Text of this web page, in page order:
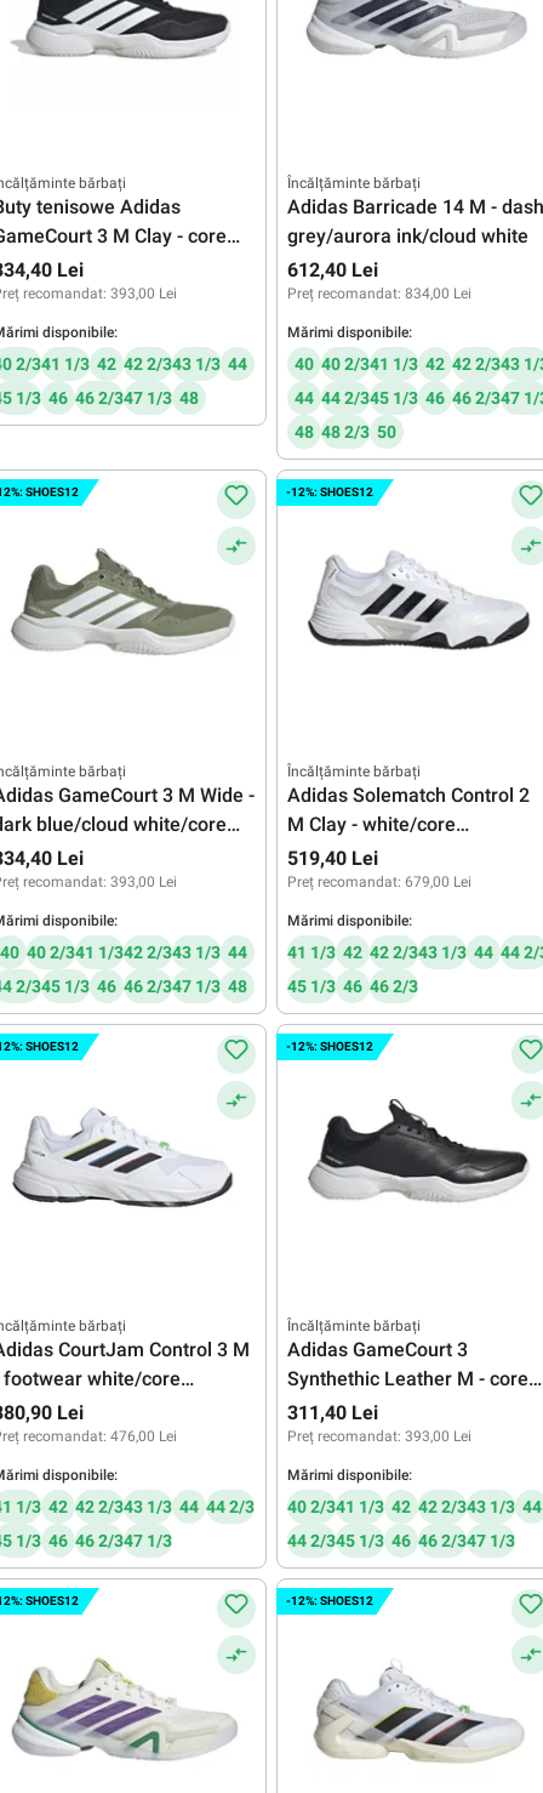
bărbați
tenisowe Adidas
3 M Clay - core
footwear
footwear white
Lei
recomandat: 393,00 Lei
disponibile:
2/341 1/3 42 42 2/343 1/3 44
1/3 46 46 2/347 1/3 48
Încălțăminte bărbați
Adidas Barricade 14 M - dash
grey/aurora ink/cloud white
612,40 Lei
Preț recomandat: 834,00 Lei
Mărimi disponibile:
40 40 2/341 1/3 42 42 2/343 1/
44 44 2/345 1/3 46 46 2/347 1/
48 48 2/3 50
SHOES12
bărbați
GameCourt 3 M Wide -
blue/cloud white/core
Lei
recomandat: 393,00 Lei
disponibile:
40 40 2/341 1/342 2/343 1/3 44
2/345 1/3 46 46 2/347 1/3 48
-12%: SHOES12
Încălțăminte bărbați
Adidas Solematch Control 2
M Clay - white/core
black/silver metallic
519,40 Lei
Preț recomandat: 679,00 Lei
Mărimi disponibile:
41 1/3 42 42 2/343 1/3 44 44 2/
45 1/3 46 46 2/3
SHOES12
bărbați
CourtJam Control 3 M
footwear white/core
footwear white
Lei
recomandat: 476,00 Lei
disponibile:
1/3 42 42 2/343 1/3 44 44 2/3
1/3 46 46 2/347 1/3
-12%: SHOES12
Încălțăminte bărbați
Adidas GameCourt 3
Synthethic Leather M - core
black/core black/footwear
white
311,40 Lei
Preț recomandat: 393,00 Lei
Mărimi disponibile:
40 2/341 1/3 42 42 2/343 1/3 44
44 2/345 1/3 46 46 2/347 1/3
SHOES12 -12%: SHOES12